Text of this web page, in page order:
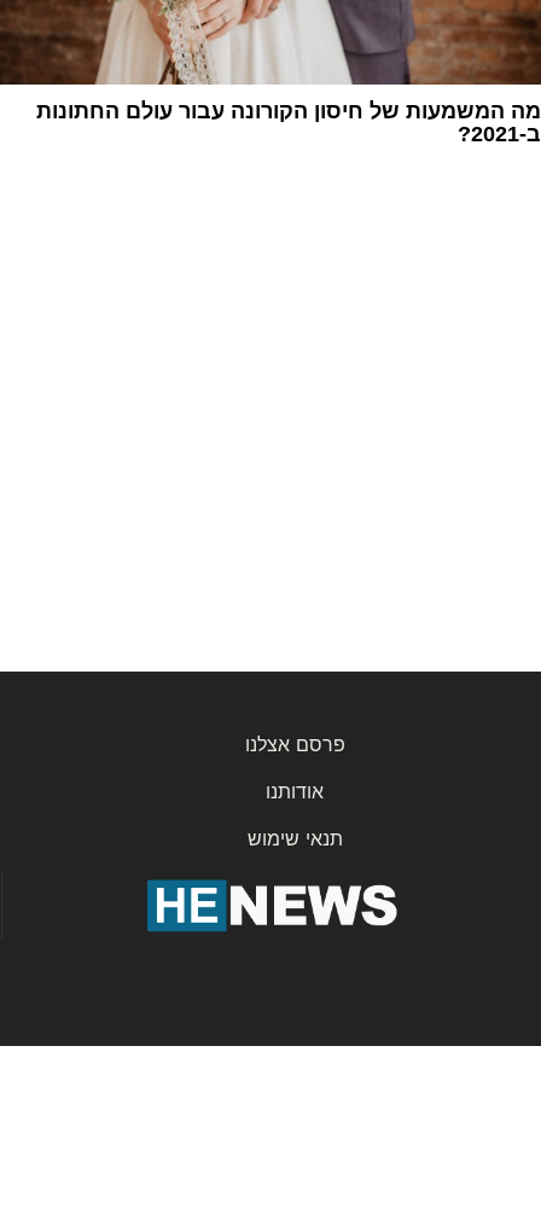
מה המשמעות של חיסון הקורונה עבור עולם החתונות
ב-2021?
פרסם אצלנו
אודותנו
תנאי שימוש